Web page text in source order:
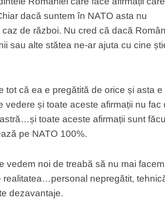
dacă suntem în NATO asta nu
de război. Nu cred că dacă
sau alte stătea ne-ar ajuta cu cine
tot că ea e pregătită de orice și asta e
vedere și toate aceste afirmații nu fac
toate aceste afirmații sunt
pe NATO 100%.
vedem noi de treabă să nu mai facem
realitatea…personal nepregătit,
dezavantaje.